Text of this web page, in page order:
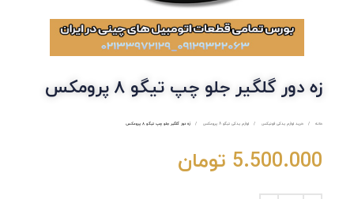
زه دور گلگیر جلو چپ تیگو ۸ پرومکس
خانه خرید لوازم یدکی فونیکس لوازم یدکی تیگو 8 پرومکس زه دور گلگیر جلو چپ تیگو ۸ پرومکس
5.500.000 تومان